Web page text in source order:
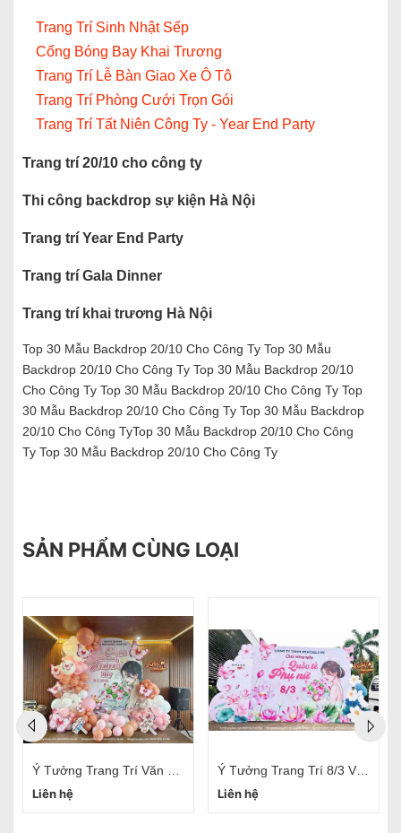
Trang Trí Sinh Nhật Sếp
Cổng Bóng Bay Khai Trương
Trang Trí Lễ Bàn Giao Xe Ô Tô
Trang Trí Phòng Cưới Trọn Gói
Trang Trí Tất Niên Công Ty - Year End Party
Trang trí 20/10 cho công ty
Thi công backdrop sự kiện Hà Nội
Trang trí Year End Party
Trang trí Gala Dinner
Trang trí khai trương Hà Nội
Top 30 Mẫu Backdrop 20/10 Cho Công Ty Top 30 Mẫu
Backdrop 20/10 Cho Công Ty Top 30 Mẫu Backdrop 20/10
Cho Công Ty Top 30 Mẫu Backdrop 20/10 Cho Công Ty Top
30 Mẫu Backdrop 20/10 Cho Công Ty Top 30 Mẫu Backdrop
20/10 Cho Công TyTop 30 Mẫu Backdrop 20/10 Cho Công
Ty Top 30 Mẫu Backdrop 20/10 Cho Công Ty
SẢN PHẨM CÙNG LOẠI
Liên hệ
Liên hệ